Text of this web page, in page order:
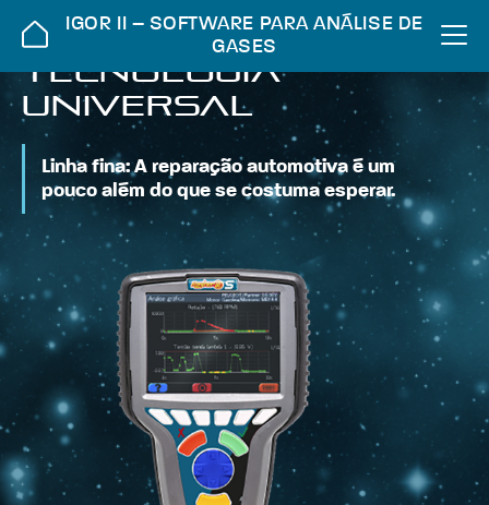
IGOR II – SOFTWARE PARA ANÁLISE DE
GASES
TECNOLOGIA
UNIVERSAL
Linha fina: A reparação automotiva é um
pouco além do que se costuma esperar.